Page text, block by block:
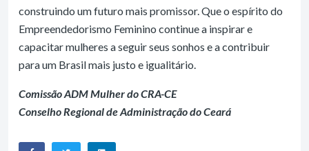
construindo um futuro mais promissor. Que o espírito do
Empreendedorismo Feminino continue a inspirar e
capacitar mulheres a seguir seus sonhos e a contribuir
para um Brasil mais justo e igualitário.
Comissão ADM Mulher do CRA-CE
Conselho Regional de Administração do Ceará